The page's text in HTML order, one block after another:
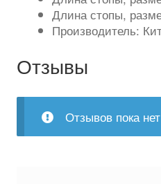
Длина стопы,
Производитель:
Отзывы
Отзывов пока